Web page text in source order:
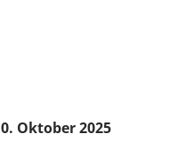
Oktober 2025